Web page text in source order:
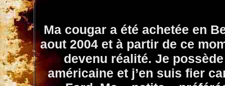
Ma cougar a été achetée en
aout 2004 et à partir de ce
devenu réalité. Je
américaine et j’en suis fier